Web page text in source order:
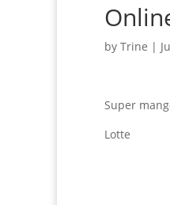
by Trine |
Super
Lotte